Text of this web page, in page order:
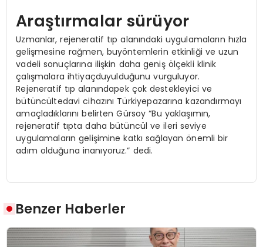
Araştırmalar sürüyor
Uzmanlar, rejeneratif tıp alanındaki uygulamaların hızla
gelişmesine rağmen, buyöntemlerin etkinliği ve uzun
vadeli sonuçlarına ilişkin daha geniş ölçekli klinik
çalışmalara ihtiyaçduyulduğunu vurguluyor.
Rejeneratif tıp alanındapek çok destekleyici ve
bütüncültedavi cihazını Türkiyepazarına kazandırmayı
amaçladıklarını belirten Gürsoy “Bu yaklaşımın,
rejeneratif tıpta daha bütüncül ve ileri seviye
uygulamaların gelişimine katkı sağlayan önemli bir
adım olduğuna inanıyoruz.” dedi.
Benzer Haberler